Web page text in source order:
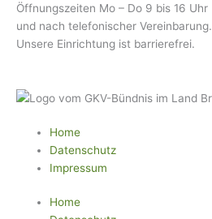
Öffnungszeiten Mo – Do 9 bis 16 Uhr
und nach telefonischer Vereinbarung.
Unsere Einrichtung ist barrierefrei.
Home
Datenschutz
Impressum
Home